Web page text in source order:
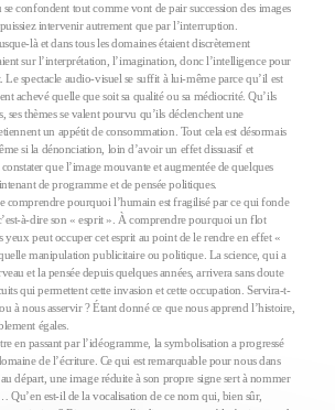
confondent tout comme vont de pair succession des images
intervenir autrement que par l’interruption.
là et dans tous les domaines étaient discrètement
sur l’interprétation, l’imagination, donc l’intelligence pour
Le spectacle audio-visuel se suffit à lui-même parce qu’il est
achevé quelle que soit sa qualité ou sa médiocrité. Qu’ils
ses thèmes se valent pourvu qu’ils déclenchent une
un appétit de consommation. Tout cela est désormais
si la dénonciation, loin d’avoir un effet dissuasif et
que l’image mouvante et augmentée de quelques
de programme et de pensée politiques.
comprendre pourquoi l’humain est fragilisé par ce qui fonde
à-dire son « esprit ». À comprendre pourquoi un flot
yeux peut occuper cet esprit au point de le rendre en effet «
manipulation publicitaire ou politique. La science, qui a
et la pensée depuis quelques années, arrivera sans doute
qui permettent cette invasion et cette occupation. Servira-t-
à nous asservir ? Étant donné ce que nous apprend l’histoire,
égales.
en passant par l’idéogramme, la symbolisation a progressé
de l’écriture. Ce qui est remarquable pour nous dans
départ, une image réduite à son propre signe sert à nommer
Qu’en est-il de la vocalisation de ce nom qui, bien sûr,